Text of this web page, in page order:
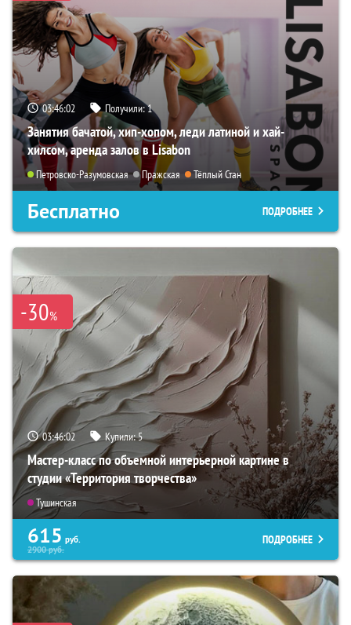
03:46:01 Получили:1
Занятия бачатой, хип-хопом, леди латиной и хай-
хилсом, аренда залов в Lisabon
Петровско-Разумовская Пражская Тёплый Стан
Бесплатно ПОДРОБНЕЕ
-30%
03:46:01 Купили:5
Мастер-класс по объемной интерьерной картине в
студии «Территория творчества»
Тушинская
615 руб.
2900руб.
ПОДРОБНЕЕ